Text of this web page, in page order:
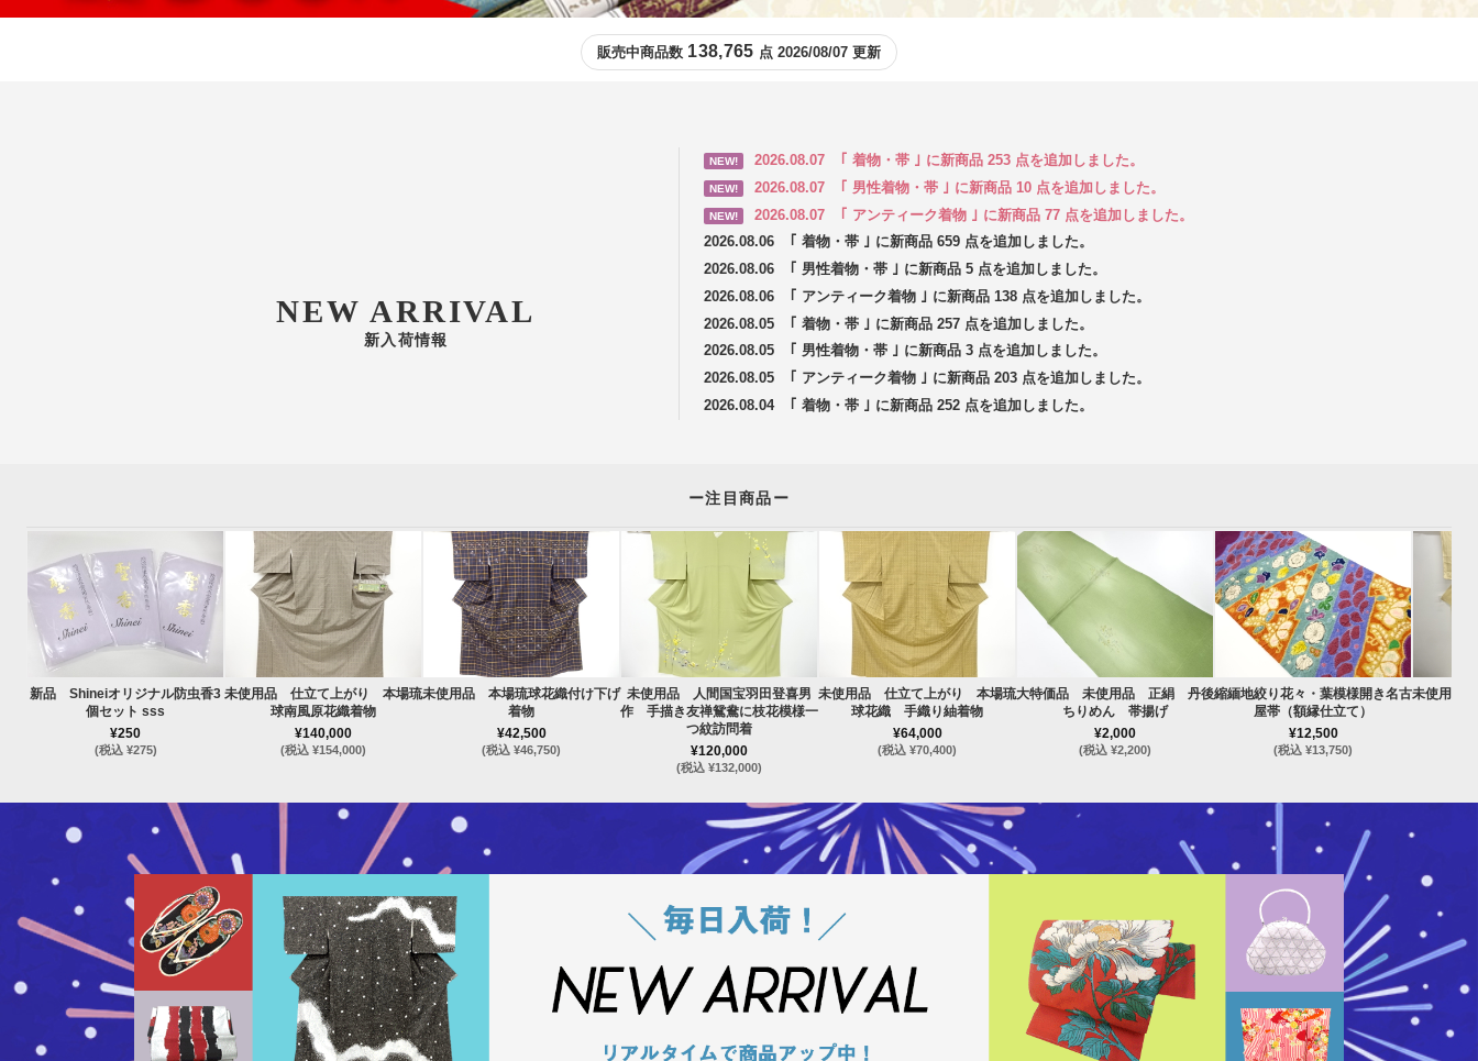
販売中商品数 138,765 点 2026/08/07 更新
NEW ARRIVAL
新入荷情報
NEW! 2026.08.07 ｢ 着物・帯 ｣ に新商品 253 点を追加しました。
NEW! 2026.08.07 ｢ 男性着物・帯 ｣ に新商品 10 点を追加しました。
NEW! 2026.08.07
｢ アンティーク着物 ｣ に新商品 77 点を追加しました。
2026.08.06
｢ 着物・帯 ｣ に新商品 659 点を追加しました。
2026.08.06
｢ 男性着物・帯 ｣ に新商品 5 点を追加しました。
2026.08.06
｢ アンティーク着物 ｣ に新商品 138 点を追加しました。
2026.08.05
｢ 着物・帯 ｣ に新商品 257 点を追加しました。
2026.08.05
｢ 男性着物・帯 ｣ に新商品 3 点を追加しました。
2026.08.05
｢ アンティーク着物 ｣ に新商品 203 点を追加しました。
2026.08.04
｢ 着物・帯 ｣ に新商品 252 点を追加しました。
ー注目商品ー
新品 Shineiオリジナル防虫香3
個セット sss
¥250
(税込 ¥275)
未使用品 仕立て上がり 本場琉
球南風原花織着物
¥140,000
(税込 ¥154,000)
未使用品 本場琉球花織付け下げ
着物
¥42,500
(税込 ¥46,750)
未使用品 人間国宝羽田登喜男
作 手描き友禅鴛鴦に枝花模様一
つ紋訪問着
¥120,000
(税込 ¥132,000)
未使用品 仕立て上がり 本場琉
球花織 手織り紬着物
¥64,000
(税込 ¥70,400)
大特価品 未使用品 正絹 丹後
ちりめん 帯揚げ
¥2,000
(税込 ¥2,200)
縮緬地絞り花々・葉模様開き名古
屋帯（額縁仕立て）
¥12,500
(税込 ¥13,750)
未使用品